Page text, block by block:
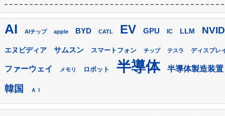
AI AIチップ apple BYD CATL EV GPU IC LLM
エヌビディア サムスン スマートフォン チップ テスラ ディスプレ
ファーウェイ メモリ ロボット 半導体 半導体製造装置
韓国 ＡＩ